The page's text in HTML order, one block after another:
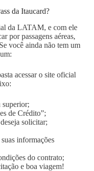
da Itaucard?
da LATAM, e com ele
por passagens aéreas,
você ainda não tem um
acessar o site oficial
superior;
de Crédito”;
solicitar;
informações
do contrato;
e boa viagem!